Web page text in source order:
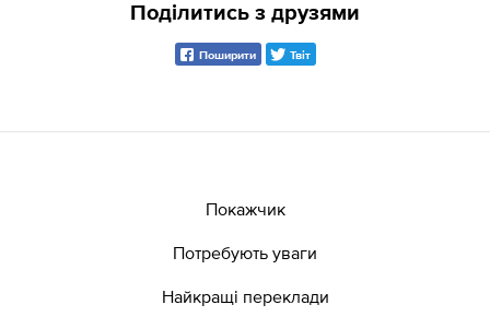
Поділитись з друзями
Поширити Твіт
Покажчик
Потребують уваги
Найкращі переклади